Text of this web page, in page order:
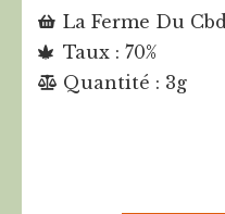
La Ferme Du Cbd
Taux : 70%
Quantité : 3g